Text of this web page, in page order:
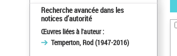
Recherche avancée dans les
notices d’autorité
Œuvres liées à l'auteur :
Temperton, Rod (1947-2016)